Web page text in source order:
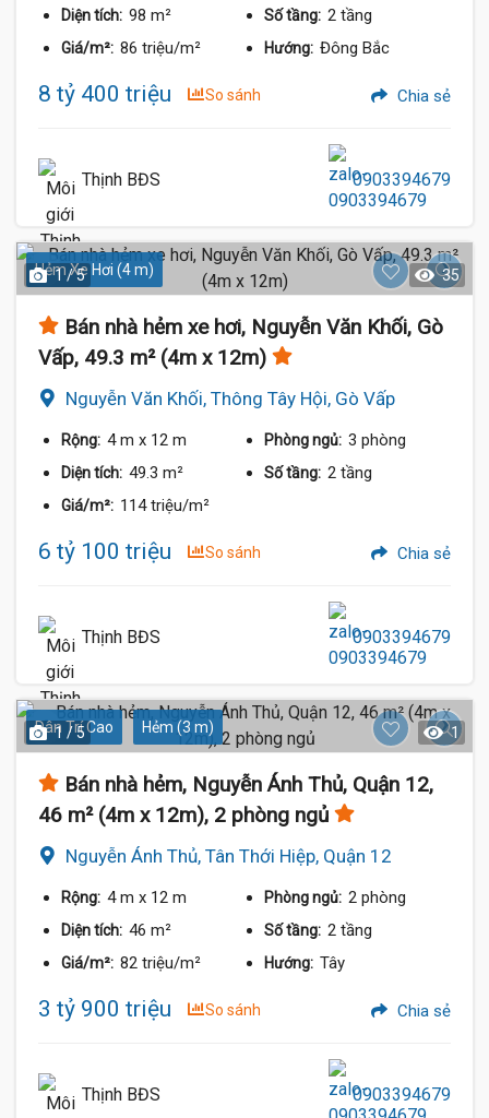
Diện tích: 98 m² Số tầng: 2 tầng
Giá/m²: 86 triệu/m² Hướng: Đông Bắc
8 tỷ 400 triệu So sánh Chia sẻ
Thịnh BĐS 0903394679
Hẻm Xe Hơi (4 m)
1 / 5 35
Bán nhà hẻm xe hơi, Nguyễn Văn Khối, Gò
Vấp, 49.3 m² (4m x 12m)
Nguyễn Văn Khối, Thông Tây Hội, Gò Vấp
Rộng: 4 m x 12 m Phòng ngủ: 3 phòng
Diện tích: 49.3 m² Số tầng: 2 tầng
Giá/m²: 114 triệu/m²
6 tỷ 100 triệu So sánh Chia sẻ
Thịnh BĐS 0903394679
Dân Trí Cao Hẻm (3 m)
1 / 5 1
Bán nhà hẻm, Nguyễn Ánh Thủ, Quận 12,
46 m² (4m x 12m), 2 phòng ngủ
Nguyễn Ánh Thủ, Tân Thới Hiệp, Quận 12
Rộng: 4 m x 12 m Phòng ngủ: 2 phòng
Diện tích: 46 m² Số tầng: 2 tầng
Giá/m²: 82 triệu/m² Hướng: Tây
3 tỷ 900 triệu So sánh Chia sẻ
Thịnh BĐS 0903394679